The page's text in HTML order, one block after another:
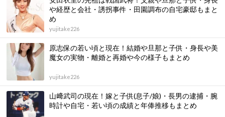
や経歴と会社・誘拐事件・田園調布の自宅豪邸もまと
め
yujitake226
原志保の若い頃と現在！結婚や旦那と子供・身長や美
魔女の実物・離婚と再婚や今の様子もまとめ
yujitake226
山﨑武司の現在！嫁と子供(息子/娘)・長男の逮捕・腕
時計や自宅・若い頃の成績と年俸推移もまとめ